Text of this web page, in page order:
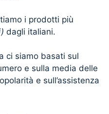
i prodotti più
dagli italiani.
ci siamo basati sul
e sulla media delle
e sull’assistenza